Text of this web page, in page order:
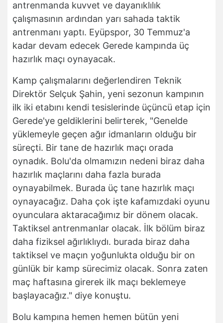
antrenmanda kuvvet ve dayanıklılık
çalışmasının ardından yarı sahada taktik
antrenmanı yaptı. Eyüpspor, 30 Temmuz'a
kadar devam edecek Gerede kampında üç
hazırlık maçı oynayacak.
Kamp çalışmalarını değerlendiren Teknik
Direktör Selçuk Şahin, yeni sezonun kampının
ilk iki etabını kendi tesislerinde üçüncü etap için
Gerede'ye geldiklerini belirterek, "Genelde
yüklemeyle geçen ağır idmanların olduğu bir
süreçti. Bir tane de hazırlık maçı orada
oynadık. Bolu'da olmamızın nedeni biraz daha
hazırlık maçlarını daha fazla burada
oynayabilmek. Burada üç tane hazırlık maçı
oynayacağız. Daha çok işte kafamızdaki oyunu
oyunculara aktaracağımız bir dönem olacak.
Taktiksel antrenmanlar olacak. İlk bölüm biraz
daha fiziksel ağırlıklıydı. burada biraz daha
taktiksel ve maçın yoğunlukta olduğu bir on
günlük bir kamp sürecimiz olacak. Sonra zaten
maç haftasına girerek ilk maçı beklemeye
başlayacağız." diye konuştu.
Bolu kampına hemen hemen bütün yeni